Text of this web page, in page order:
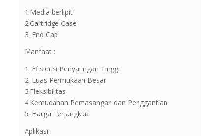
1.Media berlipit
2.Cartridge Case
3. End Cap
Manfaat :
1. Efisiensi Penyaringan Tinggi
2. Luas Permukaan Besar
3.Fleksibilitas
4.Kemudahan Pemasangan dan Penggantian
5. Harga Terjangkau
Aplikasi :